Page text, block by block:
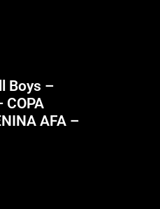
Boys –
COPA
AFA –